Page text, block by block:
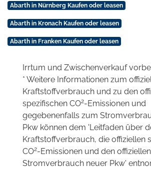
Abarth in Nürnberg Kaufen oder leasen
Abarth in Kronach Kaufen oder leasen
Abarth in Franken Kaufen oder leasen
Irrtum und Zwischenverkauf
* Weitere Informationen zum
Kraftstoffverbrauch und zu den
spezifischen CO2-Emissionen und
gegebenenfalls zum
Pkw können dem 'Leitfaden über
Kraftstoffverbrauch, die offiziellen
CO2-Emissionen und den offiziellen
Stromverbrauch neuer Pkw'